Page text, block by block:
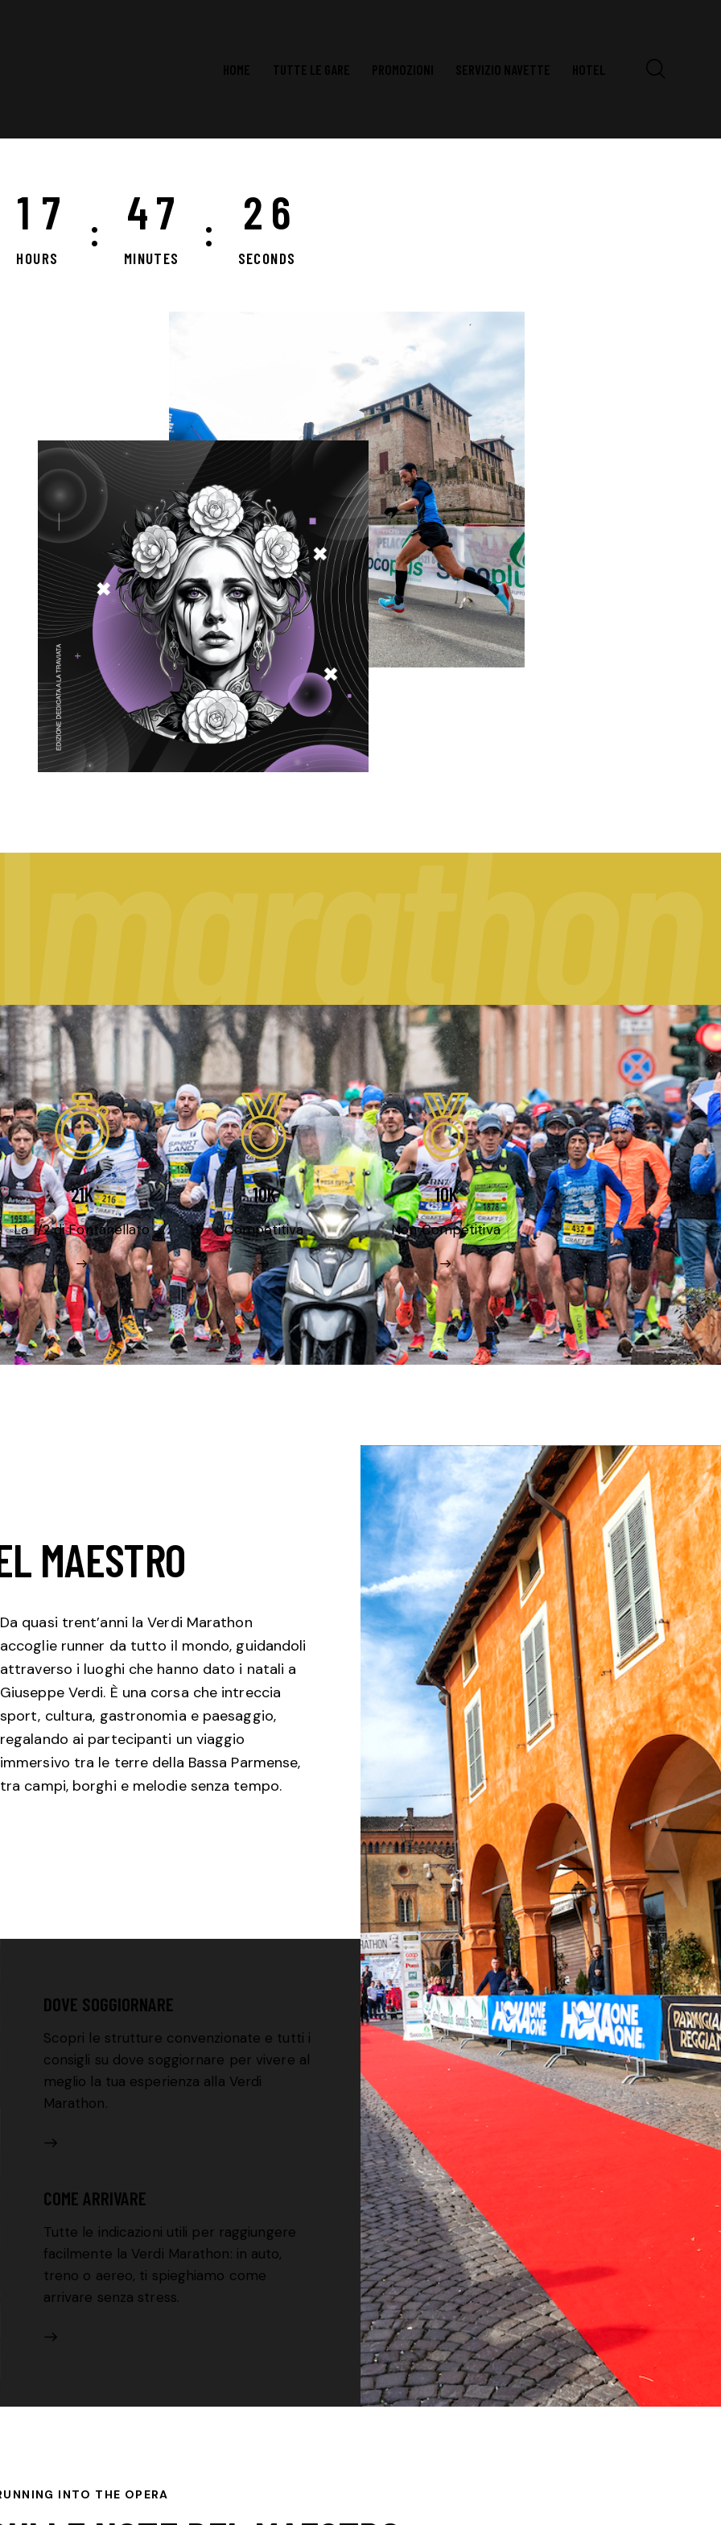
1 7
HOURS
: 47
MINUTES
: 2 4
SECONDS
marathon
21K
La 1/2 di Fontanellato
10K
Competitiva
10K
Non Competitiva
MAESTRO
Da quasi trent’anni la Verdi Marathon
accoglie runner da tutto il mondo, guidandoli
attraverso i luoghi che hanno dato i natali a
Giuseppe Verdi. È una corsa che intreccia
sport, cultura, gastronomia e paesaggio,
regalando ai partecipanti un viaggio
immersivo tra le terre della Bassa Parmense,
tra campi, borghi e melodie senza tempo.
DOVE SOGGIORNARE
Scopri le strutture convenzionate e tutti i
consigli su dove soggiornare per vivere al
meglio la tua esperienza alla Verdi
Marathon.
COME ARRIVARE
Tutte le indicazioni utili per raggiungere
facilmente la Verdi Marathon: in auto,
treno o aereo, ti spieghiamo come
arrivare senza stress.
INTO THE OPERA